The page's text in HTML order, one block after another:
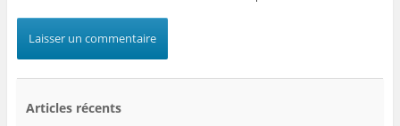
Articles récents